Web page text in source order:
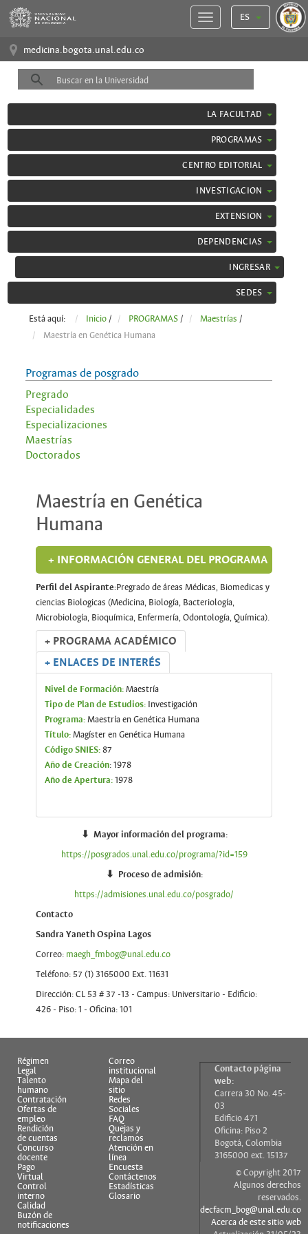
ES
medicina.bogota.unal.edu.co
LA FACULTAD
PROGRAMAS
CENTRO EDITORIAL
INVESTIGACION
EXTENSION
DEPENDENCIAS
INGRESAR
SEDES
Está aquí: Inicio / PROGRAMAS / Maestrías /
Maestría en Genética Humana
Programas de posgrado
Pregrado
Especialidades
Especializaciones
Maestrías
Doctorados
Maestría en Genética
Humana
+ INFORMACIÓN GENERAL DEL PROGRAMA
Perfil del Aspirante:Pregrado de áreas Médicas, Biomedicas y
ciencias Biologicas (Medicina, Biología, Bacteriología,
Microbiología, Bioquímica, Enfermería, Odontología, Química).
+ PROGRAMA ACADÉMICO
+ ENLACES DE INTERÉS
Nivel de Formación:Maestría
Tipo de Plan de Estudios:Investigación
Programa:Maestría en Genética Humana
Título:Magíster en Genética Humana
Código SNIES:87
Año de Creación: 1978
Año de Apertura:1978
⬇ Mayor información del programa:
https://posgrados.unal.edu.co/programa/?id=159
⬇ Proceso de admisión:
https://admisiones.unal.edu.co/posgrado/
Contacto
Sandra Yaneth Ospina Lagos
Correo: maegh_fmbog@unal.edu.co
Teléfono: 57 (1) 3165000 Ext. 11631
Dirección: CL 53 # 37 -13 - Campus: Universitario - Edificio:
426 - Piso: 1 - Oficina: 101
Régimen
Legal
Talento
humano
Contratación
Ofertas de
empleo
Rendición
de cuentas
Concurso
docente
Pago
Virtual
Control
interno
Calidad
Buzón de
notificaciones
Correo
institucional
Mapa del
sitio
Redes
Sociales
FAQ
Quejas y
reclamos
Atención en
línea
Encuesta
Contáctenos
Estadísticas
Glosario
Contacto página
web:
Carrera 30 No. 45-
03
Edificio 471
Oficina: Piso 2
Bogotá, Colombia
3165000 ext. 15137
© Copyright 2017
Algunos derechos
reservados.
decfacm_bog@unal.edu.co
Acerca de este sitio web